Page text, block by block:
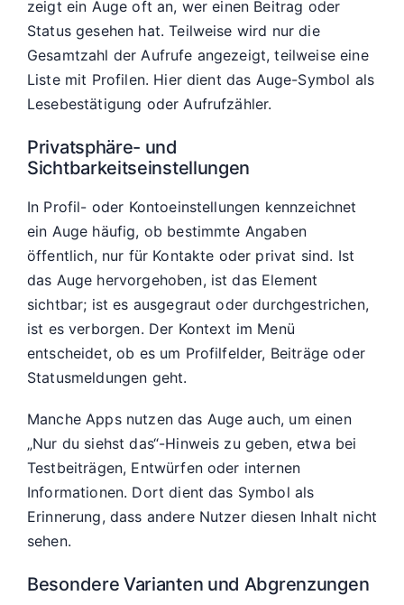
zeigt ein Auge oft an, wer einen Beitrag oder
Status gesehen hat. Teilweise wird nur die
Gesamtzahl der Aufrufe angezeigt, teilweise eine
Liste mit Profilen. Hier dient das Auge-Symbol als
Lesebestätigung oder Aufrufzähler.
Privatsphäre- und
Sichtbarkeitseinstellungen
In Profil- oder Kontoeinstellungen kennzeichnet
ein Auge häufig, ob bestimmte Angaben
öffentlich, nur für Kontakte oder privat sind. Ist
das Auge hervorgehoben, ist das Element
sichtbar; ist es ausgegraut oder durchgestrichen,
ist es verborgen. Der Kontext im Menü
entscheidet, ob es um Profilfelder, Beiträge oder
Statusmeldungen geht.
Manche Apps nutzen das Auge auch, um einen
„Nur du siehst das“-Hinweis zu geben, etwa bei
Testbeiträgen, Entwürfen oder internen
Informationen. Dort dient das Symbol als
Erinnerung, dass andere Nutzer diesen Inhalt nicht
sehen.
Besondere Varianten und Abgrenzungen